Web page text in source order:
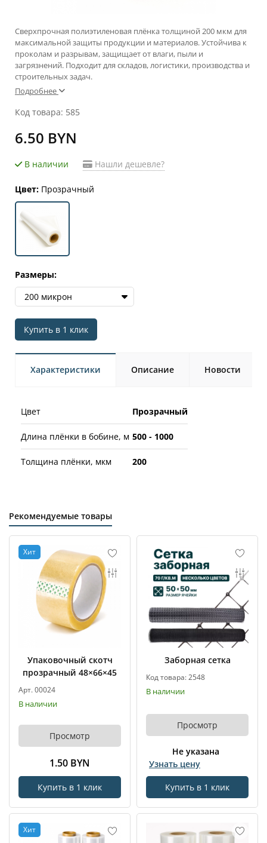
Сверхпрочная полиэтиленовая плёнка толщиной 200 мкм для
максимальной защиты продукции и материалов. Устойчива к
проколам и разрывам, защищает от влаги, пыли и
загрязнений. Подходит для складов, логистики, производства и
строительных задач.
Подробнее
Код товара: 585
6.50 BYN
В наличии Нашли дешевле?
Цвет: Прозрачный
Размеры:
200 микрон
Купить в 1 клик
Характеристики Описание Новости
Цвет Прозрачный
Длина плёнки в бобине, м 500 - 1000
Толщина плёнки, мкм 200
Рекомендуемые товары
Хит
Упаковочный скотч
прозрачный 48×66×45
Арт. 00024
В наличии
Просмотр
1.50 BYN
Купить в 1 клик
Заборная сетка
Код товара: 2548
В наличии
Просмотр
Не указана
Узнать цену
Купить в 1 клик
Хит